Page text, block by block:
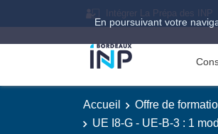
En poursuivant votre
Intégrer La Prépa des INP
Accueil Offre de
UE I8-G - UE-B-3 : 1